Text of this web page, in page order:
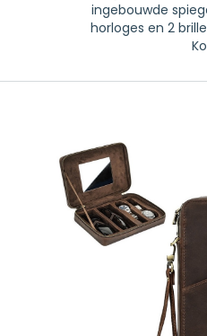
ingebouwde
horloges en 2